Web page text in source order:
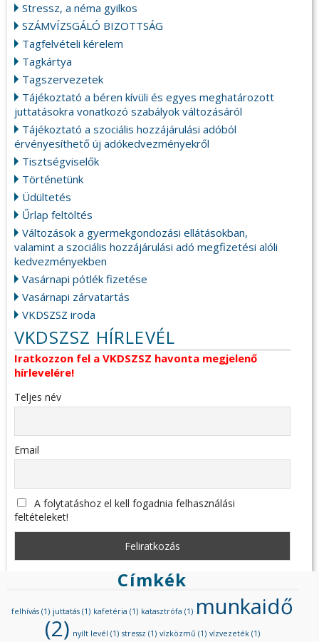
Stressz, a néma gyilkos
SZÁMVÍZSGÁLÓ BIZOTTSÁG
Tagfelvételi kérelem
Tagkártya
Tagszervezetek
Tájékoztató a béren kívüli és egyes meghatározott
juttatásokra vonatkozó szabályok változásáról
Tájékoztató a szociális hozzájárulási adóból
érvényesíthető új adókedvezményekről
Tisztségviselők
Történetünk
Üdültetés
Űrlap feltöltés
Változások a gyermekgondozási ellátásokban,
valamint a szociális hozzájárulási adó megfizetési alóli
kedvezményekben
Vasárnapi pótlék fizetése
Vasárnapi zárvatartás
VKDSZSZ iroda
VKDSZSZ HÍRLEVÉL
Iratkozzon fel a VKDSZSZ havonta megjelenő
hírlevelére!
Teljes név
Email
A folytatáshoz el kell fogadnia felhasználási
feltételeket!
Címkék
felhívás (1) juttatás (1) kafetéria (1) katasztrófa (1) munkaidő
(2) nyílt levél (1) stressz (1) vízközmű (1) vízvezeték (1)